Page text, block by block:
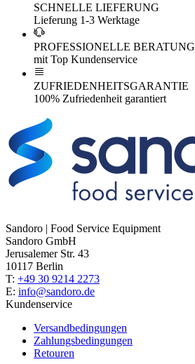
SCHNELLE LIEFERUNG
Lieferung 1-3 Werktage
PROFESSIONELLE BERATUNG
mit Top Kundenservice
ZUFRIEDENHEITSGARANTIE
100% Zufriedenheit garantiert
Sandoro | Food Service Equipment
Sandoro GmbH
Jerusalemer Str. 43
10117 Berlin
T: +49 30 9214 2273
E: info@sandoro.de
Kundenservice
Versandbedingungen
Zahlungsbedingungen
Retouren